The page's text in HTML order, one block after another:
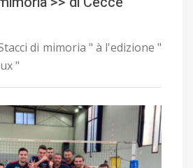
di mimoria " à l'edizione "
"